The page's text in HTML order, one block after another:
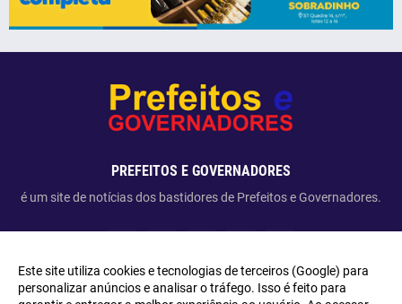
PREFEITOS E GOVERNADORES
é um site de notícias dos bastidores de Prefeitos e Governadores.
Este site utiliza cookies e tecnologias de terceiros (Google) para
personalizar anúncios e analisar o tráfego. Isso é feito para